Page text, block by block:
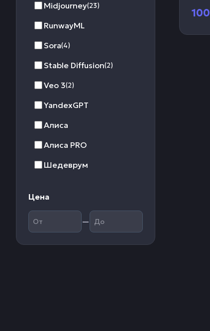
Midjourney(23)
RunwayML
Sora(4)
Stable Diffusion(2)
Veo 3(2)
YandexGPT
Алиса
Алиса PRO
Шедеврум
Цена
—
100